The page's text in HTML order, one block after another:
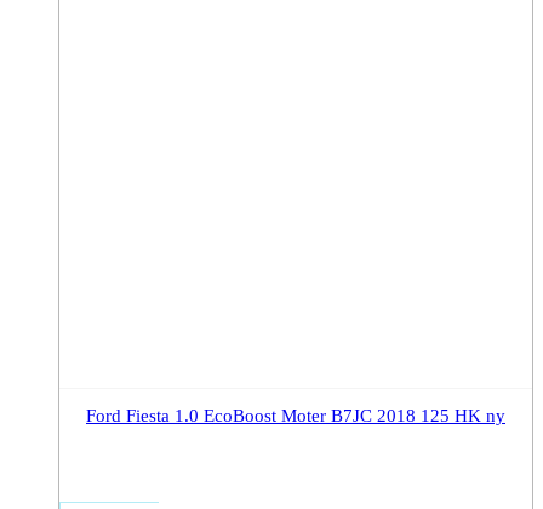
Ford Fiesta 1.0 EcoBoost Moter B7JC 2018 125 HK ny